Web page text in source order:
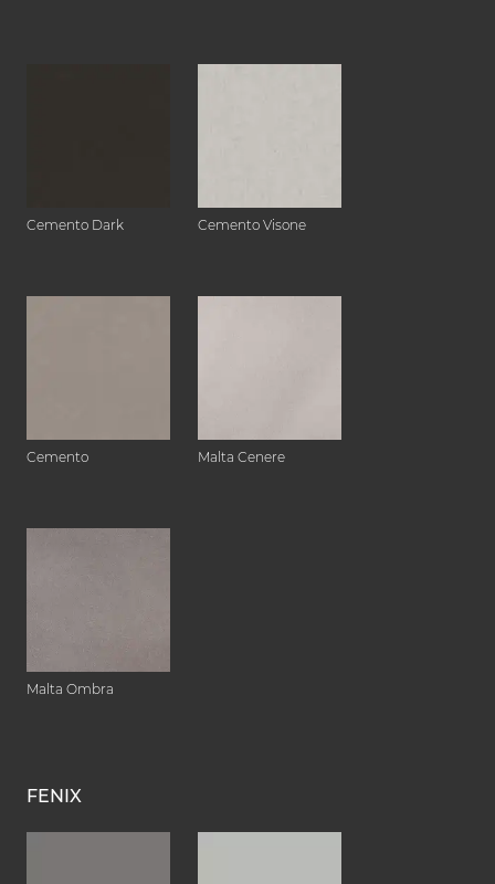
Cemento Dark Cemento Visone
Cemento Malta Cenere
Malta Ombra
FENIX